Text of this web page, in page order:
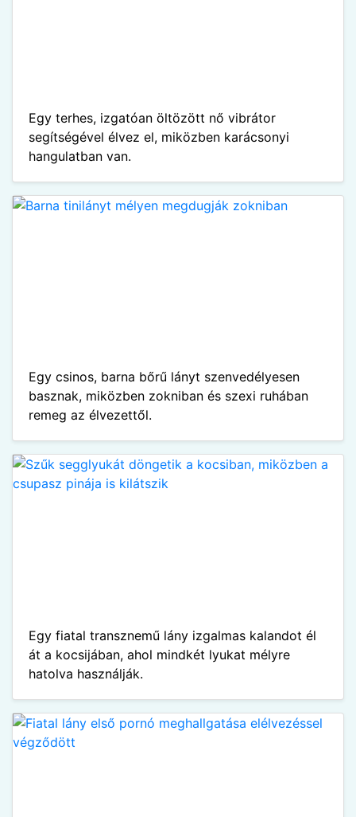
Egy terhes, izgatóan öltözött nő vibrátor
segítségével élvez el, miközben karácsonyi
hangulatban van.
Egy csinos, barna bőrű lányt szenvedélyesen
basznak, miközben zokniban és szexi ruhában
remeg az élvezettől.
Egy fiatal transznemű lány izgalmas kalandot él
át a kocsijában, ahol mindkét lyukat mélyre
hatolva használják.